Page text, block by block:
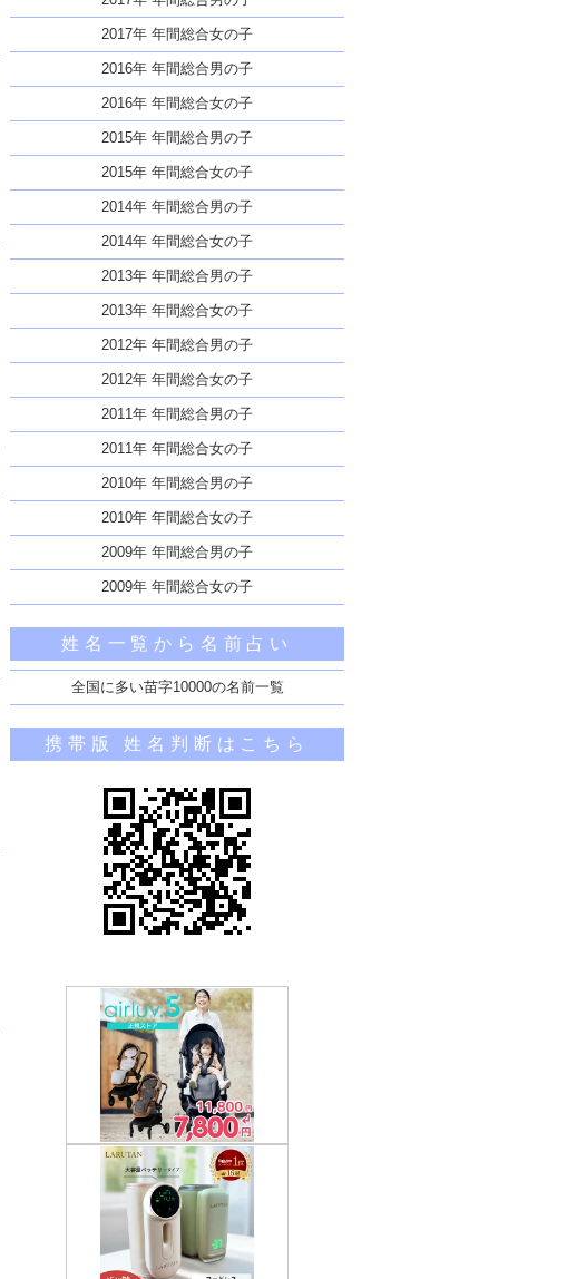
2017年 年間総合女の子
2016年 年間総合男の子
2016年 年間総合女の子
2015年 年間総合男の子
2015年 年間総合女の子
2014年 年間総合男の子
2014年 年間総合女の子
2013年 年間総合男の子
2013年 年間総合女の子
2012年 年間総合男の子
2012年 年間総合女の子
2011年 年間総合男の子
2011年 年間総合女の子
2010年 年間総合男の子
2010年 年間総合女の子
2009年 年間総合男の子
2009年 年間総合女の子
姓名一覧から名前占い
全国に多い苗字10000の名前一覧
携帯版 姓名判断はこちら